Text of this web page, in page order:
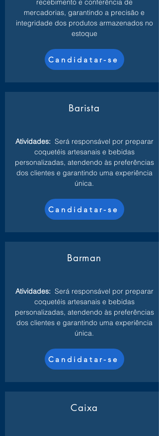
recebimento e conferência de
mercadorias, garantindo a precisão e
integridade dos produtos armazenados no
estoque
Candidatar-se
Barista
Atividades: Será responsável por preparar
coquetéis artesanais e bebidas
personalizadas, atendendo às preferências
dos clientes e garantindo uma experiência
única.
Candidatar-se
Barman
Atividades: Será responsável por preparar
coquetéis artesanais e bebidas
personalizadas, atendendo às preferências
dos clientes e garantindo uma experiência
única.
Candidatar-se
Caixa